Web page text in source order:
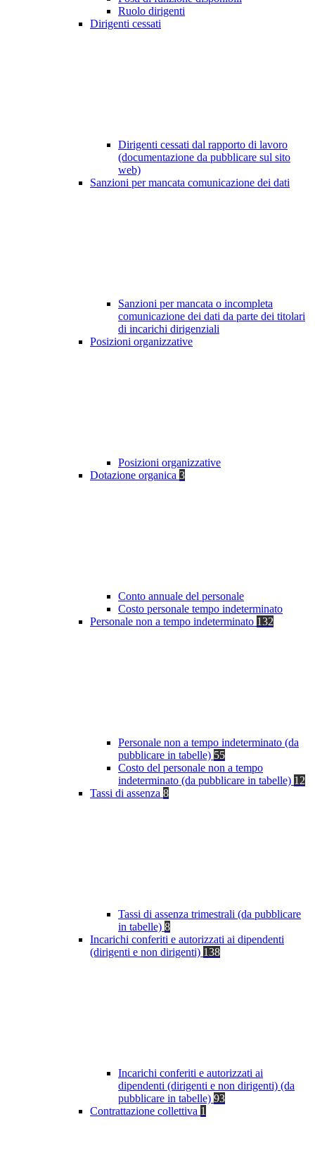
Ruolo dirigenti
Dirigenti cessati
Dirigenti cessati dal rapporto di lavoro
(documentazione da pubblicare sul sito
web)
Sanzioni per mancata comunicazione dei dati
Sanzioni per mancata o incompleta
comunicazione dei dati da parte dei titolari
di incarichi dirigenziali
Posizioni organizzative
Posizioni organizzative
Dotazione organica 3
Conto annuale del personale
Costo personale tempo indeterminato
Personale non a tempo indeterminato 132
Personale non a tempo indeterminato (da
pubblicare in tabelle) 55
Costo del personale non a tempo
indeterminato (da pubblicare in tabelle) 12
Tassi di assenza 8
Tassi di assenza trimestrali (da pubblicare
in tabelle) 8
Incarichi conferiti e autorizzati ai dipendenti
(dirigenti e non dirigenti) 138
Incarichi conferiti e autorizzati ai
dipendenti (dirigenti e non dirigenti) (da
pubblicare in tabelle) 93
Contrattazione collettiva 1